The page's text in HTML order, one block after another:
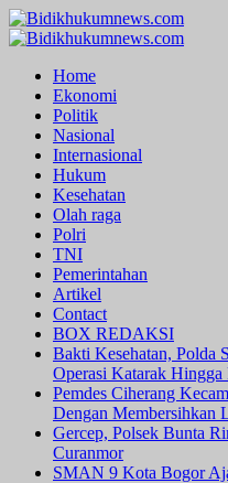
Skip
to
Primary
Home
Ekonomi
Politik
Nasional
Internasional
Hukum
Kesehatan
Olah raga
Polri
TNI
Pemerintahan
Artikel
Contact
BOX REDAKSI
Bakti Kesehatan, Polda
Operasi Katarak Hingga
Pemdes Ciherang
Dengan Membersihkan
Gercep, Polsek Bunta
Curanmor
SMAN 9 Kota Bogor